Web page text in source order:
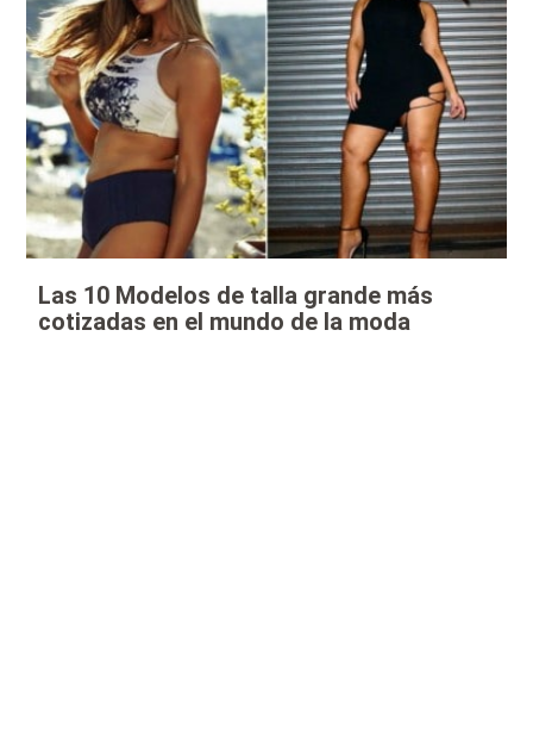
Las 10 Modelos de talla grande más
cotizadas en el mundo de la moda